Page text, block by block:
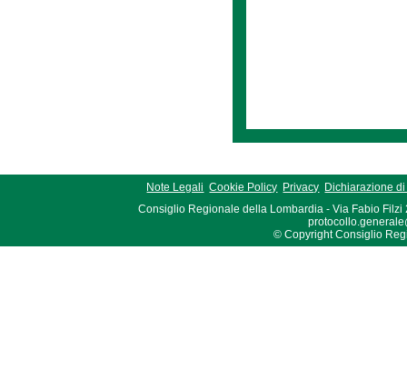
Note Legali Cookie Policy Privacy Dichiarazione
Consiglio Regionale della Lombardia - Via Fabio Filzi
© Copyright Consiglio